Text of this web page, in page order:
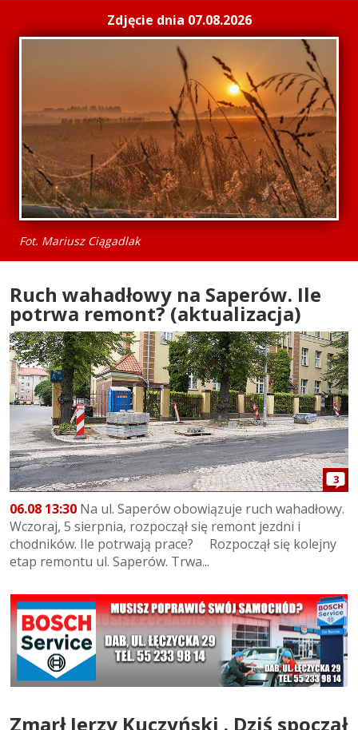
Zdjęcie dnia 07.08.2026
Fot. Mariusz Ciągadlak
Ruch wahadłowy na Saperów. Ile
potrwa remont? (aktualizacja)
3
06.08 13:30 Na ul. Saperów obowiązuje ruch wahadłowy.
Wczoraj, 5 sierpnia, rozpoczął się remont jezdni i
chodników. Ile potrwają prace? Rozpoczął się kolejny
etap remontu ul. Saperów. Trwa...
Zmarł Jerzy Kuczyński . Dziś spoczął